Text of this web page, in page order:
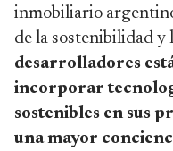
inmobiliario
de la sostenibilidad y
desarrolladores
incorporar
sostenibles en sus
una mayor